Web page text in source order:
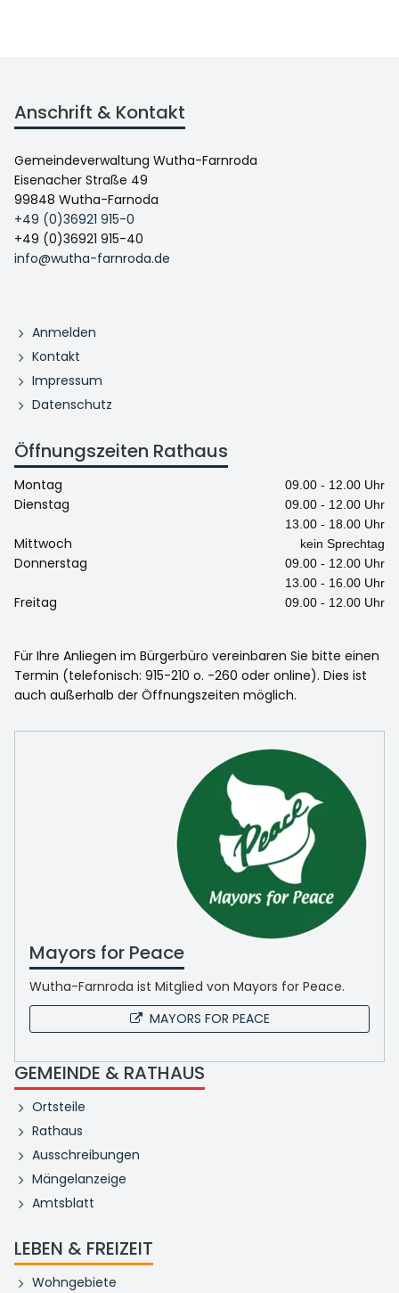
Anschrift & Kontakt
Gemeindeverwaltung Wutha-Farnroda
Eisenacher Straße 49
99848 Wutha-Farnoda
+49 (0)36921 915-0
+49 (0)36921 915-40
info@wutha-farnroda.de
Anmelden
Kontakt
Impressum
Datenschutz
Öffnungszeiten Rathaus
Montag 09.00 - 12.00 Uhr
Dienstag
09.00 - 12.00 Uhr
13.00 - 18.00 Uhr
Mittwoch kein Sprechtag
Donnerstag
09.00 - 12.00 Uhr
13.00 - 16.00 Uhr
Freitag 09.00 - 12.00 Uhr
Für Ihre Anliegen im Bürgerbüro vereinbaren Sie bitte einen
Termin (telefonisch: 915-210 o. -260 oder online). Dies ist
auch außerhalb der Öffnungszeiten möglich.
Mayors for Peace
Wutha-Farnroda ist Mitglied von Mayors for Peace.
MAYORS FOR PEACE
GEMEINDE & RATHAUS
Ortsteile
Rathaus
Ausschreibungen
Mängelanzeige
Amtsblatt
LEBEN & FREIZEIT
Wohngebiete